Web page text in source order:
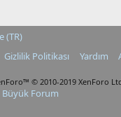
(TR)
Gizlilik Politikası Yardım
© 2010-2019 XenForo
Büyük Forum